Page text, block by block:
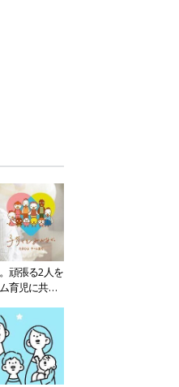
頑張る2人を
育児に共感